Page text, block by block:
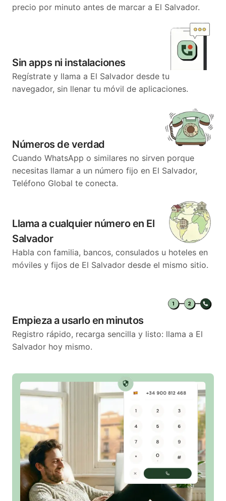
precio por minuto antes de marcar a El Salvador.
Sin apps ni instalaciones
Regístrate y llama a El Salvador desde tu
navegador, sin llenar tu móvil de aplicaciones.
Números de verdad
Cuando WhatsApp o similares no sirven porque
necesitas llamar a un número fijo en El Salvador,
Teléfono Global te conecta.
Llama a cualquier número en El
Salvador
Habla con familia, bancos, consulados u hoteles en
móviles y fijos de El Salvador desde el mismo sitio.
Empieza a usarlo en minutos
Registro rápido, recarga sencilla y listo: llama a El
Salvador hoy mismo.